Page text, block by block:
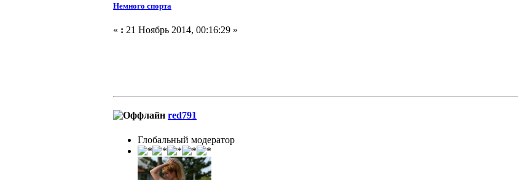
Немного спорта
« : 21 Ноябрь 2014, 00:16:29 »
red791
Глобальный модератор